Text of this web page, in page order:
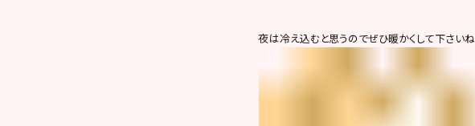
夜は冷え込むと思うのでぜひ暖かくして下さいね